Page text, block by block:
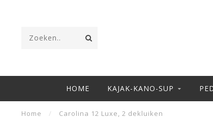
HOME KAJAK-KANO-SUP
Home / Carolina 12 Luxe, 2 dekluiken